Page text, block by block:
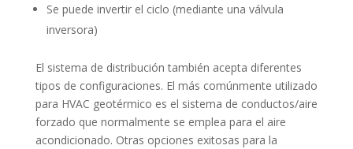
Se puede invertir el ciclo (mediante una válvula
inversora)
El sistema de distribución también acepta diferentes
tipos de configuraciones. El más comúnmente utilizado
para HVAC geotérmico es el sistema de conductos/aire
forzado que normalmente se emplea para el aire
acondicionado. Otras opciones exitosas para la